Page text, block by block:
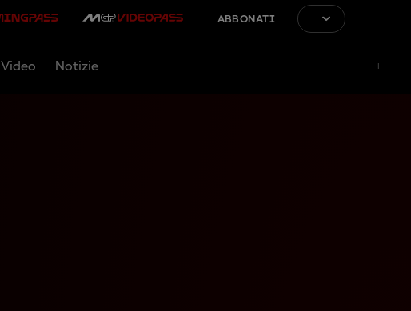
ABBONATI
Video Notizie